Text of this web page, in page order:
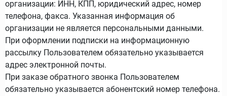
организации: ИНН, КПП, юридический адрес, номер
телефона, факса. Указанная информация об
организации не является персональными данными.
При оформлении подписки на информационную
рассылку Пользователем обязательно указывается
адрес электронной почты.
При заказе обратного звонка Пользователем
обязательно указывается абонентский номер телефона.